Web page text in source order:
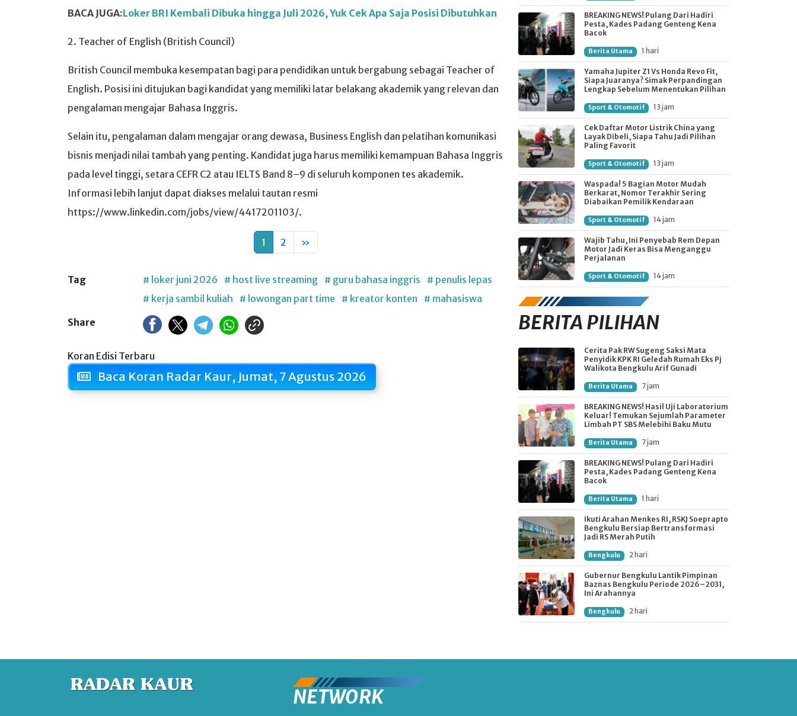
BACA JUGA:Loker BRI Kembali Dibuka hingga Juli 2026, Yuk Cek Apa Saja Posisi Dibutuhkan
2. Teacher of English (British Council)
British Council membuka kesempatan bagi para pendidikan untuk bergabung sebagai Teacher of
English. Posisi ini ditujukan bagi kandidat yang memiliki latar belakang akademik yang relevan dan
pengalaman mengajar Bahasa Inggris.
Selain itu, pengalaman dalam mengajar orang dewasa, Business English dan pelatihan komunikasi
bisnis menjadi nilai tambah yang penting. Kandidat juga harus memiliki kemampuan Bahasa Inggris
pada level tinggi, setara CEFR C2 atau IELTS Band 8–9 di seluruh komponen tes akademik.
Informasi lebih lanjut dapat diakses melalui tautan resmi
https://www.linkedin.com/jobs/view/4417201103/.
1 2 »
Tag # loker juni 2026 # host live streaming # guru bahasa inggris
# penulis lepas
# kerja sambil kuliah
# lowongan part time # kreator konten
# mahasiswa
Share
Koran Edisi Terbaru
Baca Koran Radar Kaur, Jumat, 7 Agustus 2026
BREAKING NEWS! Pulang Dari Hadiri
Pesta, Kades Padang Genteng Kena
Bacok
Berita Utama 1 hari
Yamaha Jupiter Z1 Vs Honda Revo Fit,
Siapa Juaranya? Simak Perpandingan
Lengkap Sebelum Menentukan Pilihan
Sport & Otomotif 13 jam
Cek Daftar Motor Listrik China yang
Layak Dibeli, Siapa Tahu Jadi Pilihan
Paling Favorit
Sport & Otomotif 13 jam
Waspada! 5 Bagian Motor Mudah
Berkarat, Nomor Terakhir Sering
Diabaikan Pemilik Kendaraan
Sport & Otomotif 14 jam
Wajib Tahu, Ini Penyebab Rem Depan
Motor Jadi Keras Bisa Menganggu
Perjalanan
Sport & Otomotif 14 jam
BERITA PILIHAN
Cerita Pak RW Sugeng Saksi Mata
Penyidik KPK RI Geledah Rumah Eks Pj
Walikota Bengkulu Arif Gunadi
Berita Utama 7 jam
BREAKING NEWS! Hasil Uji Laboratorium
Keluar! Temukan Sejumlah Parameter
Limbah PT SBS Melebihi Baku Mutu
Berita Utama 7 jam
BREAKING NEWS! Pulang Dari Hadiri
Pesta, Kades Padang Genteng Kena
Bacok
Berita Utama 1 hari
Ikuti Arahan Menkes RI, RSKJ Soeprapto
Bengkulu Bersiap Bertransformasi
Jadi RS Merah Putih
Bengkulu 2 hari
Gubernur Bengkulu Lantik Pimpinan
Baznas Bengkulu Periode 2026–2031,
Ini Arahannya
Bengkulu 2 hari
NETWORK